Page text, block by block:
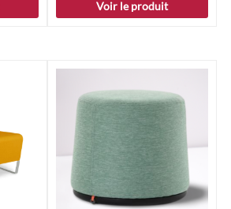
Voir le produit